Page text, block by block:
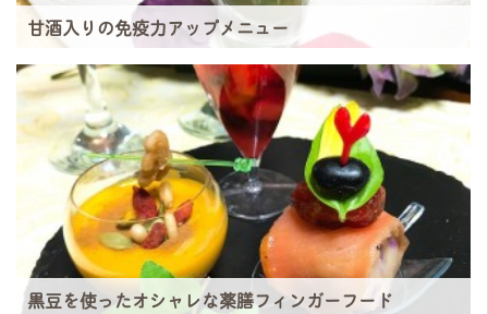
甘酒入りの免疫力アップメニュー
黒豆を使ったオシャレな薬膳フィンガーフード